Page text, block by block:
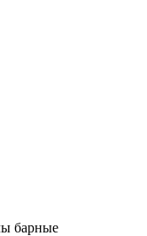
барные